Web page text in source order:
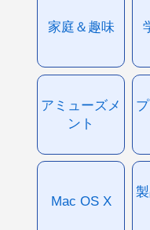
家庭＆趣味
アミューズメ
ント
Mac OS X